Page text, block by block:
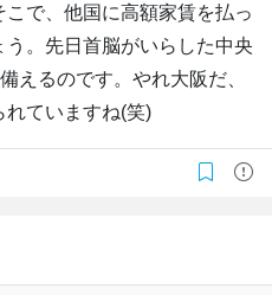
で、他国に高額家賃を払っ
。先日首脳がいらした中央
えるのです。やれ大阪だ、
れていますね(笑)